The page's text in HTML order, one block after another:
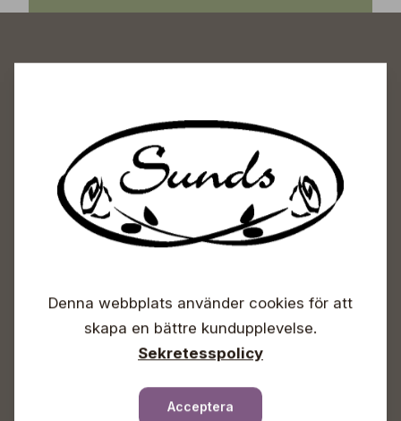
Sunds Trädgårdscenter
Öppet
Vardagar 09-18
Lördagar 09-16
Söndagar Självbetjäning
info(a)sunds.fi
Denna webbplats använder cookies för att
skapa en bättre kundupplevelse.
Sekretesspolicy
Acceptera